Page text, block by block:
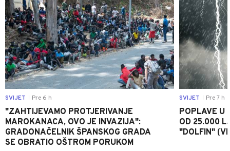
SVIJET Pre 6 h
"ZAHTIJEVAMO PROTJERIVANJE
MAROKANACA, OVO JE INVAZIJA":
GRADONAČELNIK ŠPANSKOG GRADA
SE OBRATIO OŠTROM PORUKOM
SVIJET Pre 7 h
POPLAVE U
OD 25.000
"DOLFIN"